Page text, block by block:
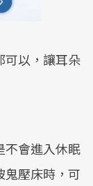
可以，讓耳朵
不會進入休眠
鬼壓床時，可